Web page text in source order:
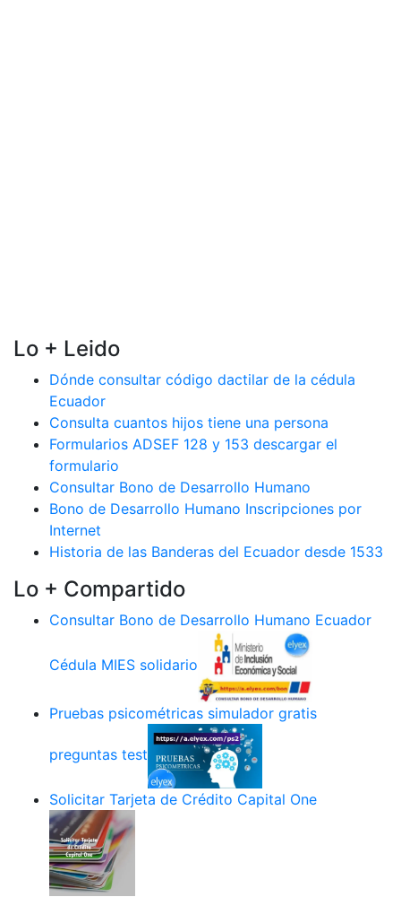
Lo + Leido
Dónde consultar código dactilar de la cédula
Ecuador
Consulta cuantos hijos tiene una persona
Formularios ADSEF 128 y 153 descargar el
formulario
Consultar Bono de Desarrollo Humano
Bono de Desarrollo Humano Inscripciones por
Internet
Historia de las Banderas del Ecuador desde 1533
Lo + Compartido
Consultar Bono de Desarrollo Humano Ecuador
Cédula MIES solidario
Pruebas psicométricas simulador gratis
preguntas test
Solicitar Tarjeta de Crédito Capital One